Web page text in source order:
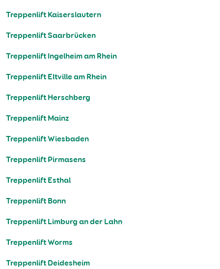
Treppenlift Kaiserslautern
Treppenlift Saarbrücken
Treppenlift Ingelheim am Rhein
Treppenlift Eltville am Rhein
Treppenlift Herschberg
Treppenlift Mainz
Treppenlift Wiesbaden
Treppenlift Pirmasens
Treppenlift Esthal
Treppenlift Bonn
Treppenlift Limburg an der Lahn
Treppenlift Worms
Treppenlift Deidesheim